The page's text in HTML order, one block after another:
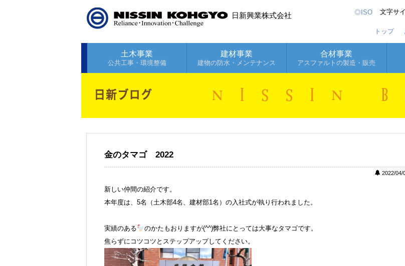
日新興業株式会社 ◎ISO 文字サ
トップ
土木事業
公共工事・環境整備
建材事業
建物の防水・メンテナンス
合材事業
アスファルトの製造・販売
金のタマゴ 2022
2022/04/
新しい仲間の紹介です。
本年度は、5名（土木部4名、建材部1名）の入社式が執り行われました。
実績のある
のかたもおりますが(^^)弊社にとっては大事なタマゴです。
焦らずにコツコツとステップアップしてください。